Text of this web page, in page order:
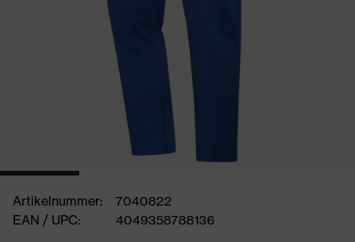
Artikelnummer:
7040822
EAN / UPC:
4049358788136